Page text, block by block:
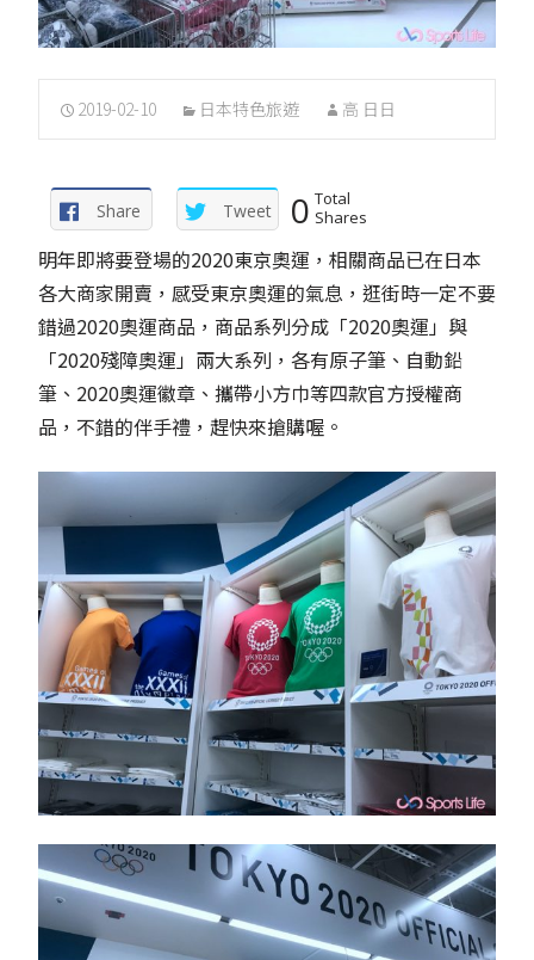
2019-02-10 日本特色旅遊 高 日日
Share Tweet 0 Total
Shares
明年即將要登場的2020東京奧運，相關商品已在日本
各大商家開賣，感受東京奧運的氣息，逛街時一定不要
錯過2020奧運商品，商品系列分成「2020奧運」與
「2020殘障奧運」兩大系列，各有原子筆、自動鉛
筆、2020奧運徽章、攜帶小方巾等四款官方授權商
品，不錯的伴手禮，趕快來搶購喔。